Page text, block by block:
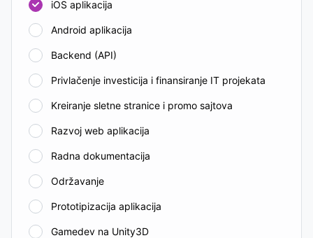
iOS aplikacija
Android aplikacija
Backend (API)
Privlačenje investicija i finansiranje IT projekata
Kreiranje sletne stranice i promo sajtova
Razvoj web aplikacija
Radna dokumentacija
Održavanje
Prototipizacija aplikacija
Gamedev na Unity3D